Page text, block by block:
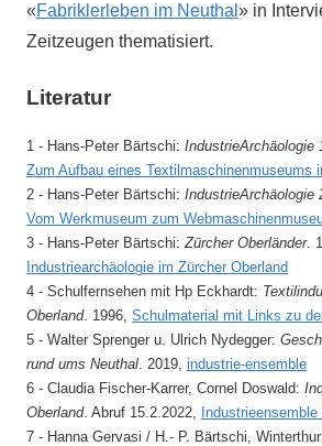
«Fabriklerleben im Neuthal » in
Zeitzeugen thematisiert.
Literatur
1 - Hans-Peter Bärtschi: IndustrieArchäologie
Zum Aufbau eines Textilmaschinenmuseums
2 - Hans-Peter Bärtschi: IndustrieArchäologie
Vom Werkmuseum zum
3 - Hans-Peter Bärtschi: Zürcher Oberländer.
Industriearchäologie im Zürcher Oberland
4 - Schulfernsehen mit Hp Eckhardt:
Oberland. 1996, Schulmaterial mit Links zu
5 - Walter Sprenger u. Ulrich Nydegger:
rund ums Neuthal . 2019, industrie-ensemble
6 - Claudia Fischer-Karrer, Cornel Doswald:
Oberland. Abruf 15.2.2022, Industrieensemble
7 - Hanna Gervasi / H.- P. Bärtschi,